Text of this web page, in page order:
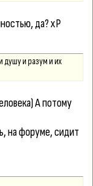
да? хР
душу и разум и их
А потому
на форуме, сидит